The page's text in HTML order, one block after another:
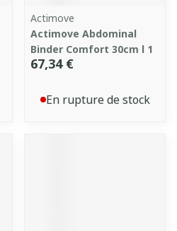
Actimove
Actimove Abdominal
Binder Comfort 30cm l 1
67,34 €
En rupture de stock